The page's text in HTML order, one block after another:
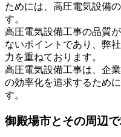
ためには、高圧電気設備
す。
高圧電気設備工事の品質
ないポイントであり、弊
力を重ねております。
高圧電気設備工事は、企
の効率化を追求するため
す。
御殿場市とその周辺